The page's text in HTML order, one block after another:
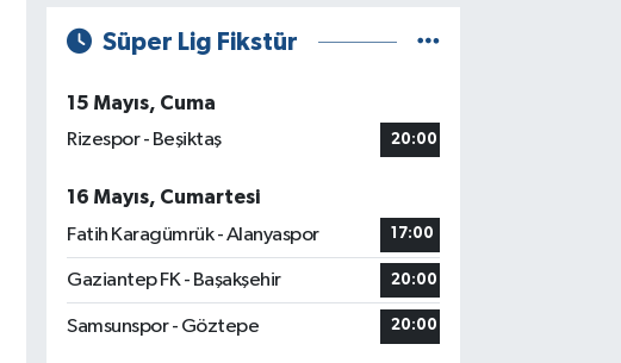
Süper Lig Fikstür
15 Mayıs, Cuma
Rizespor - Beşiktaş
20:00
16 Mayıs, Cumartesi
Fatih Karagümrük - Alanyaspor
17:00
Gaziantep FK - Başakşehir 20:00
Samsunspor - Göztepe 20:00